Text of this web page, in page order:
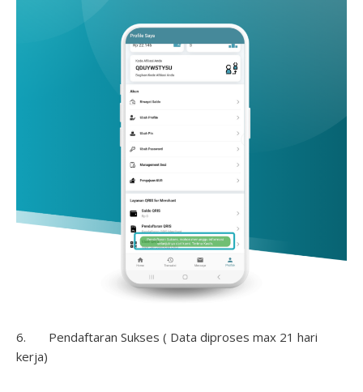
6. Pendaftaran Sukses ( Data diproses max 21 hari
kerja)